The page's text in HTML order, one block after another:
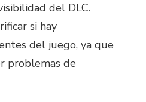
del DLC.
si hay
del juego, ya que
problemas de